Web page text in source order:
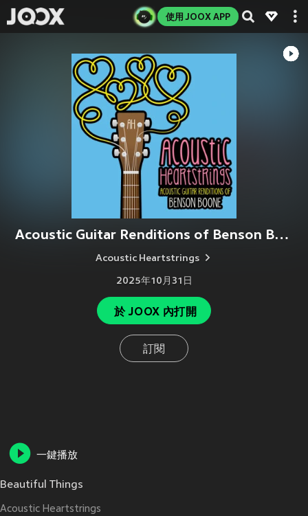
使用 JOOX APP
Acoustic Guitar Renditions of Benson Boone
Acoustic Heartstrings
2025年10月31日
於 JOOX 內打開
訂閱
一鍵播放
Beautiful Things
Acoustic Heartstrings